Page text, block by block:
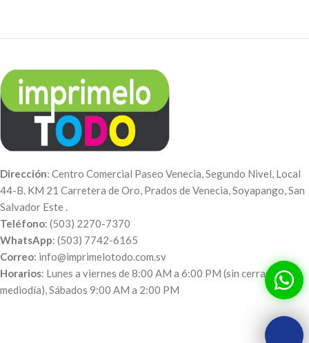
Dirección: Centro Comercial Paseo Venecia, Segundo Nivel, Local
44-B. KM 21 Carretera de Oro, Prados de Venecia, Soyapango, San
Salvador Este .
Teléfono: (503) 2270-7370
WhatsApp: (503) 7742-6165
Correo: info@imprimelotodo.com.sv
Horarios: Lunes a viernes de 8:00 AM a 6:00 PM (sin cerrar al
mediodía), Sábados 9:00 AM a 2:00 PM